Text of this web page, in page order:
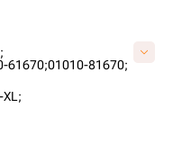
61670;01010-81670;
XL;